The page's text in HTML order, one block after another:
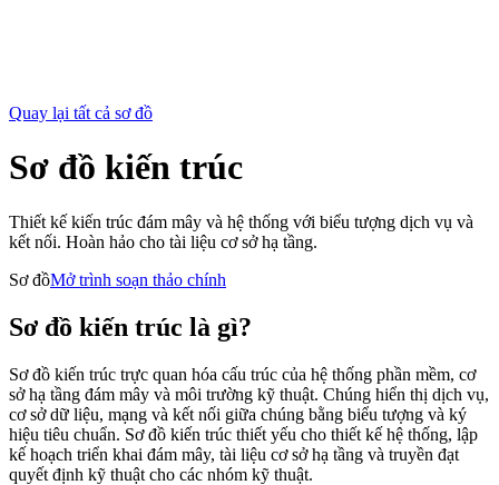
Quay lại tất cả sơ đồ
Sơ đồ kiến trúc
Thiết kế kiến trúc đám mây và hệ thống với biểu tượng dịch vụ và
kết nối. Hoàn hảo cho tài liệu cơ sở hạ tầng.
Sơ đồMở trình soạn thảo chính
Sơ đồ kiến trúc là gì?
Sơ đồ kiến trúc trực quan hóa cấu trúc của hệ thống phần mềm, cơ
sở hạ tầng đám mây và môi trường kỹ thuật. Chúng hiển thị dịch vụ,
cơ sở dữ liệu, mạng và kết nối giữa chúng bằng biểu tượng và ký
hiệu tiêu chuẩn. Sơ đồ kiến trúc thiết yếu cho thiết kế hệ thống, lập
kế hoạch triển khai đám mây, tài liệu cơ sở hạ tầng và truyền đạt
quyết định kỹ thuật cho các nhóm kỹ thuật.